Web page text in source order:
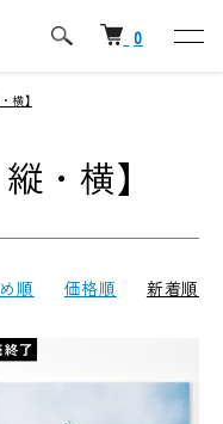
0
横】
・横】
順 価格順 新着順